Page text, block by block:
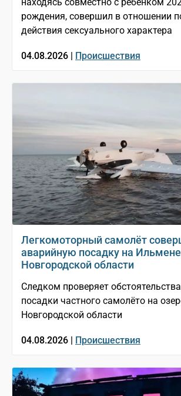
рождения, совершил в отношении
действия сексуального характера
04.08.2026 | Происшествия
Легкомоторный самолёт
аварийную посадку на
Новгородской области
Следком проверяет
посадки частного самолёто на
Новгородской области
04.08.2026 | Происшествия